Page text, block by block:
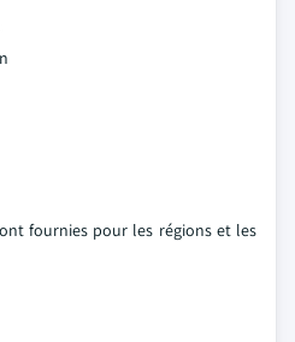
fournies pour les régions et les